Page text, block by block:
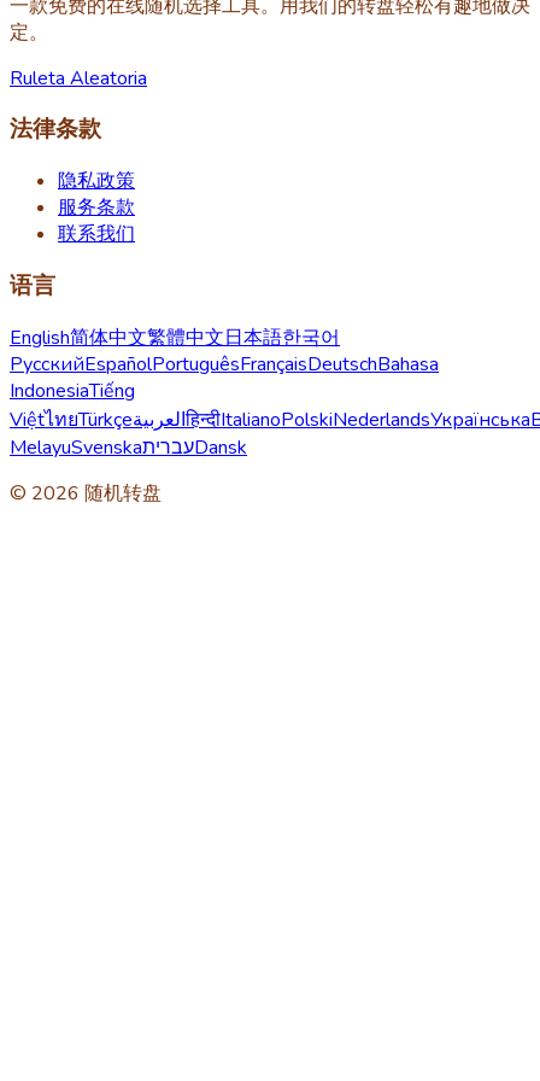
一款免费的在线随机选择工具。用我们的转盘轻松有趣地做决
定。
Ruleta Aleatoria
法律条款
隐私政策
服务条款
联系我们
语言
English简体中文繁體中文日本語한국어
РусскийEspañolPortuguêsFrançaisDeutschBahasa
IndonesiaTiếng
ViệtไทยTürkçeالعربيةहिन्दीItalianoPolskiNederlandsУкраїнська
MelayuSvenskaעבריתDansk
© 2026 随机转盘